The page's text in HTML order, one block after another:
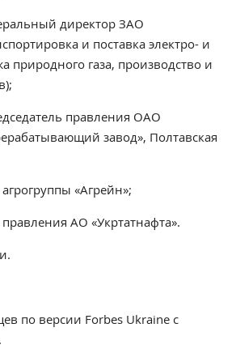
директор ЗАО
и поставка электро- и
природного газа, производство и
правления ОАО
завод», Полтавская
«Агрейн»;
АО «Укртатнафта».
по версии Forbes Ukraine с